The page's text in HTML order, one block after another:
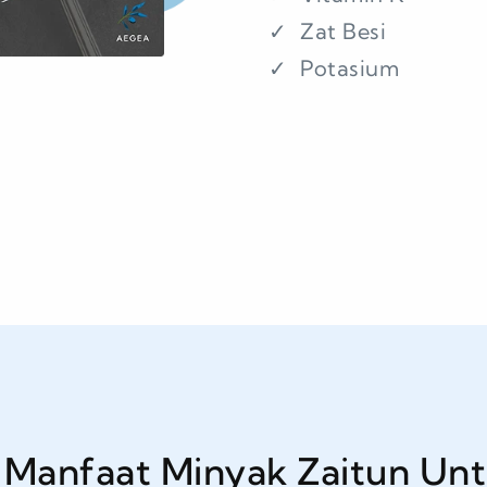
Zat Besi
Potasium
Manfaat Minyak Zaitun